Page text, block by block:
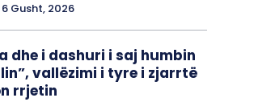
6 Gusht, 2026
dhe i dashuri i saj humbin
vallëzimi i tyre i zjarrtë
rrjetin